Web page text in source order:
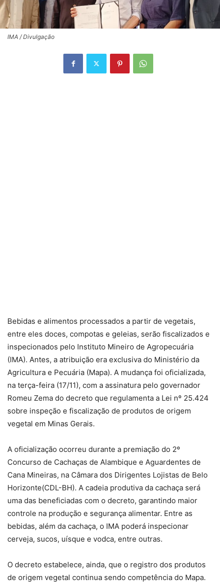
IMA / Divulgação
Bebidas e alimentos processados a partir de vegetais,
entre eles doces, compotas e geleias, serão fiscalizados e
inspecionados pelo Instituto Mineiro de Agropecuária
(IMA). Antes, a atribuição era exclusiva do Ministério da
Agricultura e Pecuária (Mapa). A mudança foi oficializada,
na terça-feira (17/11), com a assinatura pelo governador
Romeu Zema do decreto que regulamenta a Lei nº 25.424
sobre inspeção e fiscalização de produtos de origem
vegetal em Minas Gerais.
A oficialização ocorreu durante a premiação do 2º
Concurso de Cachaças de Alambique e Aguardentes de
Cana Mineiras, na Câmara dos Dirigentes Lojistas de Belo
Horizonte(CDL-BH). A cadeia produtiva da cachaça será
uma das beneficiadas com o decreto, garantindo maior
controle na produção e segurança alimentar. Entre as
bebidas, além da cachaça, o IMA poderá inspecionar
cerveja, sucos, uísque e vodca, entre outras.
O decreto estabelece, ainda, que o registro dos produtos
de origem vegetal continua sendo competência do Mapa.